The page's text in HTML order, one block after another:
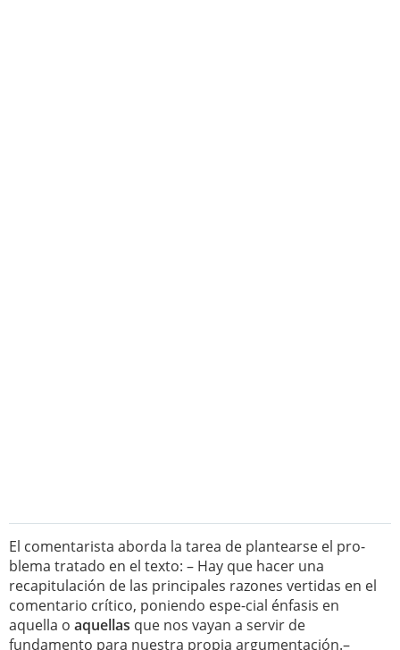
El comentarista aborda la tarea de plantearse el pro-
blema tratado en el texto: – Hay que hacer una
recapitulación de las principales razones vertidas en el
comentario crítico, poniendo espe-cial énfasis en
aquella o aquellas que nos vayan a servir de
fundamento para nuestra propia argumentación.–